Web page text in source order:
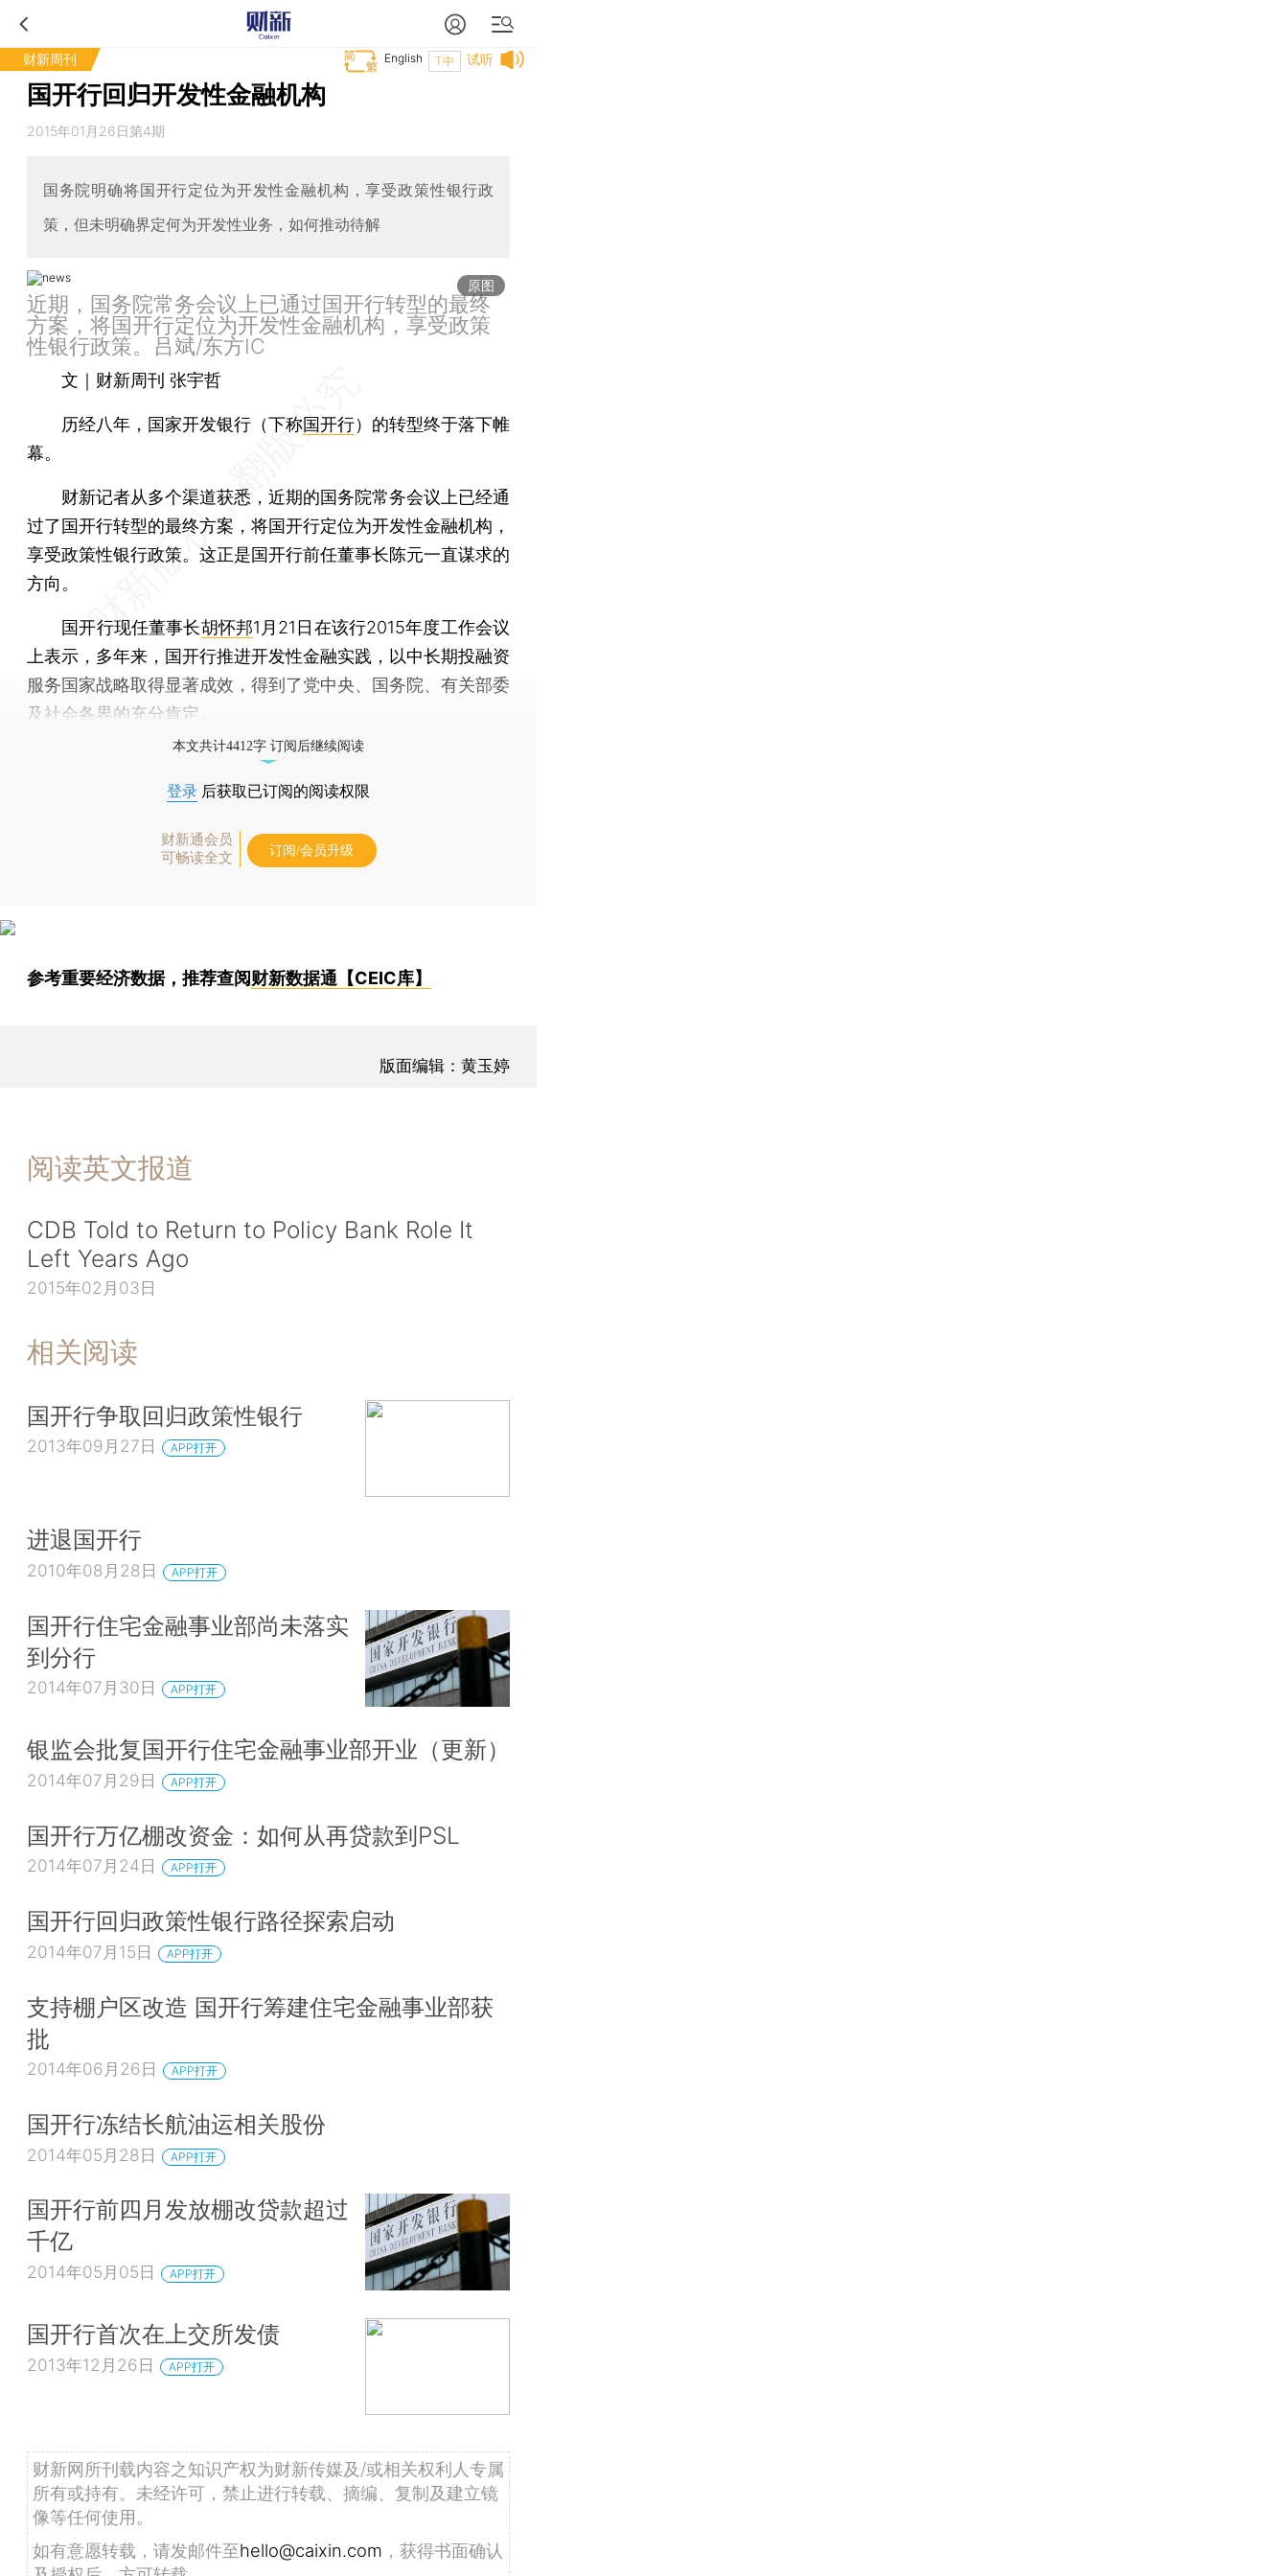
财新周刊 试听
T中
English
国开行回归开发性金融机构
2015年01月26日第4期
国务院明确将国开行定位为开发性金融机构，享受政策性银行政
策，但未明确界定何为开发性业务，如何推动待解
原图
近期，国务院常务会议上已通过国开行转型的最终
方案，将国开行定位为开发性金融机构，享受政策
性银行政策。吕斌/东方IC
文｜财新周刊 张宇哲
历经八年，国家开发银行（下称国开行）的转型终于落下帷
幕。
财新记者从多个渠道获悉，近期的国务院常务会议上已经通
过了国开行转型的最终方案，将国开行定位为开发性金融机构，
享受政策性银行政策。这正是国开行前任董事长陈元一直谋求的
方向。
国开行现任董事长胡怀邦1月21日在该行2015年度工作会议
上表示，多年来，国开行推进开发性金融实践，以中长期投融资
服务国家战略取得显著成效，得到了党中央、国务院、有关部委
及社会各界的充分肯定。
本文共计4412字 订阅后继续阅读
登录 后获取已订阅的阅读权限
财新通会员
可畅读全文
订阅/会员升级
参考重要经济数据，推荐查阅财新数据通【CEIC库】
版面编辑：黄玉婷
阅读英文报道
CDB Told to Return to Policy Bank Role It
Left Years Ago
2015年02月03日
相关阅读
国开行争取回归政策性银行
2013年09月27日 APP打开
进退国开行
2010年08月28日 APP打开
国开行住宅金融事业部尚未落实
到分行
2014年07月30日 APP打开
银监会批复国开行住宅金融事业部开业（更新）
2014年07月29日 APP打开
国开行万亿棚改资金：如何从再贷款到PSL
2014年07月24日 APP打开
国开行回归政策性银行路径探索启动
2014年07月15日 APP打开
支持棚户区改造 国开行筹建住宅金融事业部获
批
2014年06月26日 APP打开
国开行冻结长航油运相关股份
2014年05月28日 APP打开
国开行前四月发放棚改贷款超过
千亿
2014年05月05日 APP打开
国开行首次在上交所发债
2013年12月26日 APP打开
财新网所刊载内容之知识产权为财新传媒及/或相关权利人专属
所有或持有。未经许可，禁止进行转载、摘编、复制及建立镜
像等任何使用。
如有意愿转载，请发邮件至hello@caixin.com ，获得书面确认